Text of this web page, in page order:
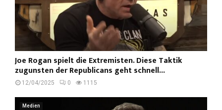
Joe Rogan spielt die Extremisten. Diese Taktik
zugunsten der Republicans geht schnell...
12/04/2025 0 1115
Medien